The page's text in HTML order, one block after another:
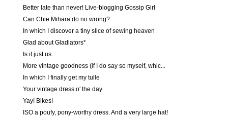
Better late than never! Live-blogging Gossip Girl
Can Chie Mihara do no wrong?
In which I discover a tiny slice of sewing heaven
Glad about Gladiators*
Is it just us…
More vintage goodness (if I do say so myself, whic...
In which I finally get my tulle
Your vintage dress o' the day
Yay! Bikes!
ISO a poufy, pony-worthy dress. And a very large hat!